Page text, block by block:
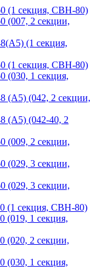
(1 секция, СВН-80)
(007, 2 секции,
(1 секция,
(1 секция, СВН-80)
(030, 1 секция,
(А5) (042, 2 секции,
(А5) (042-40, 2
(009, 2 секции,
(029, 3 секции,
(029, 3 секции,
(1 секция, СВН-80)
(019, 1 секция,
(020, 2 секции,
(030, 1 секция,